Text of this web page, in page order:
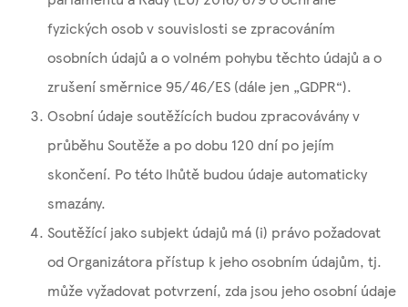
fyzických osob v souvislosti se zpracováním
osobních údajů a o volném pohybu těchto údajů a o
zrušení směrnice 95/46/ES (dále jen „GDPR“).
Osobní údaje soutěžících budou zpracovávány v
průběhu Soutěže a po dobu 120 dní po jejím
skončení. Po této lhůtě budou údaje automaticky
smazány.
Soutěžící jako subjekt údajů má (i) právo požadovat
od Organizátora přístup k jeho osobním údajům, tj.
může vyžadovat potvrzení, zda jsou jeho osobní údaje